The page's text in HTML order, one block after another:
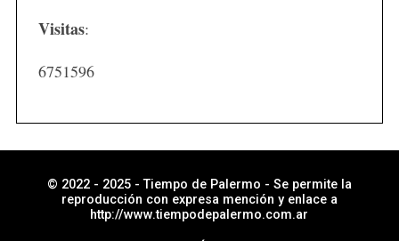
c
i
Visitas:
6751596
© 2022 - 2025 - Tiempo de Palermo - Se permite la
reproducción con expresa mención y enlace a
http://www.tiempodepalermo.com.ar